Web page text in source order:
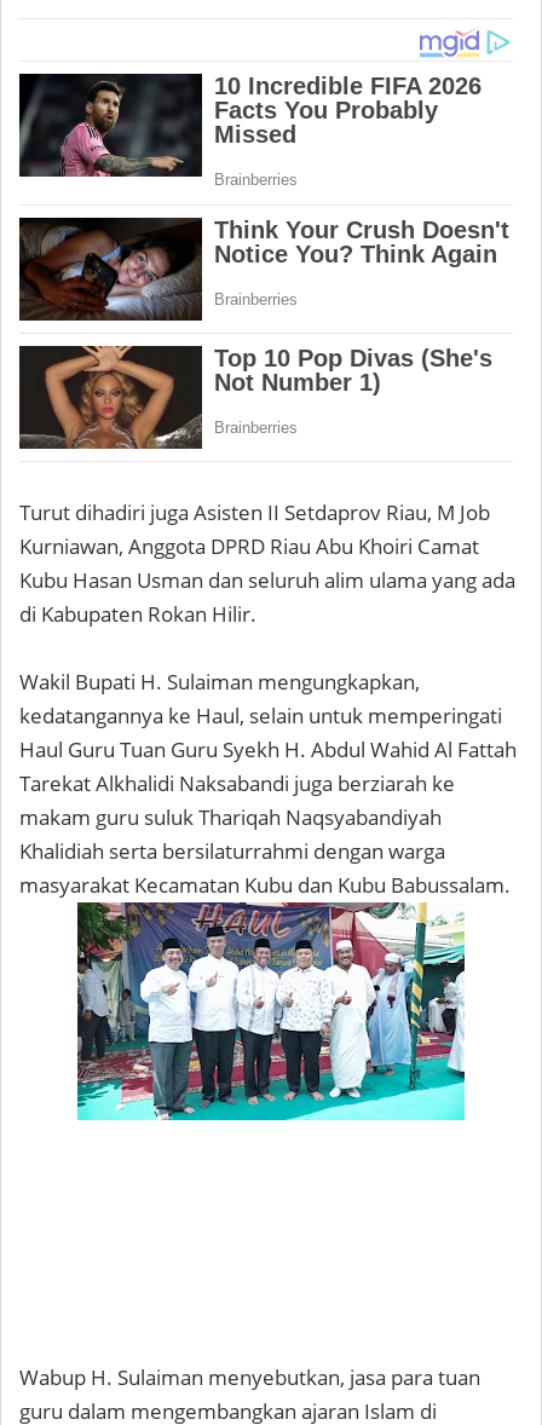
Turut dihadiri juga Asisten II Setdaprov Riau, M Job
Kurniawan, Anggota DPRD Riau Abu Khoiri Camat
Kubu Hasan Usman dan seluruh alim ulama yang ada
di Kabupaten Rokan Hilir.
Wakil Bupati H. Sulaiman mengungkapkan,
kedatangannya ke Haul, selain untuk memperingati
Haul Guru Tuan Guru Syekh H. Abdul Wahid Al Fattah
Tarekat Alkhalidi Naksabandi juga berziarah ke
makam guru suluk Thariqah Naqsyabandiyah
Khalidiah serta bersilaturrahmi dengan warga
masyarakat Kecamatan Kubu dan Kubu Babussalam.
Wabup H. Sulaiman menyebutkan, jasa para tuan
guru dalam mengembangkan ajaran Islam di